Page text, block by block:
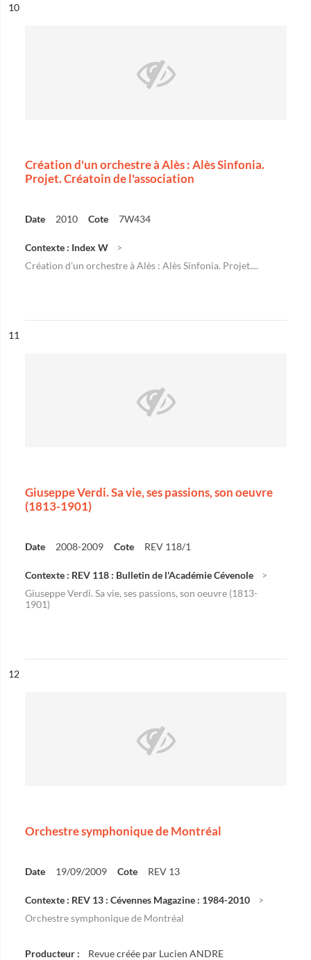
n°
10
Création d'un orchestre à Alès : Alès Sinfonia.
Projet. Créatoin de l'association
Date 2010 Cote 7W434
Contexte : Index W
Création d'un orchestre à Alès : Alès Sinfonia. Projet....
n°
11
Giuseppe Verdi. Sa vie, ses passions, son oeuvre
(1813-1901)
Date 2008-2009 Cote REV 118/1
Contexte : REV 118 : Bulletin de l'Académie Cévenole
Giuseppe Verdi. Sa vie, ses passions, son oeuvre (1813-
1901)
n°
12
Orchestre symphonique de Montréal
Date 19/09/2009 Cote REV 13
Contexte : REV 13 : Cévennes Magazine : 1984-2010
Orchestre symphonique de Montréal
Producteur : Revue créée par Lucien ANDRE